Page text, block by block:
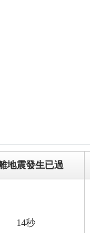
地震發生已過
14秒